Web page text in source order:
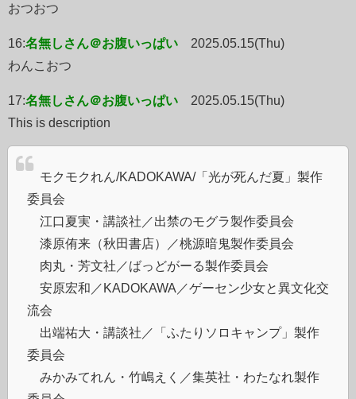
おつおつ
16:名無しさん＠お腹いっぱい
2025.05.15(Thu)
わんこおつ
17:名無しさん＠お腹いっぱい
2025.05.15(Thu)
This is description
©︎モクモクれん/KADOKAWA/「光が死んだ夏」製作
委員会
©︎江口夏実・講談社／出禁のモグラ製作委員会
©︎漆原侑来（秋田書店）／桃源暗鬼製作委員会
©︎肉丸・芳文社／ばっどがーる製作委員会
©︎安原宏和／KADOKAWA／ゲーセン少女と異文化交
流会
©︎出端祐大・講談社／「ふたりソロキャンプ」製作
委員会
©︎みかみてれん・竹嶋えく／集英社・わたなれ製作